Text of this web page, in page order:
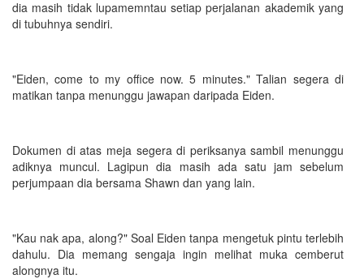
dia masih tidak lupamemntau setiap perjalanan akademik yang
di tubuhnya sendiri.
"Eiden, come to my office now. 5 minutes." Talian segera di
matikan tanpa menunggu jawapan daripada Eiden.
Dokumen di atas meja segera di periksanya sambil menunggu
adiknya muncul. Lagipun dia masih ada satu jam sebelum
perjumpaan dia bersama Shawn dan yang lain.
"Kau nak apa, along?" Soal Eiden tanpa mengetuk pintu terlebih
dahulu. Dia memang sengaja ingin melihat muka cemberut
alongnya itu.